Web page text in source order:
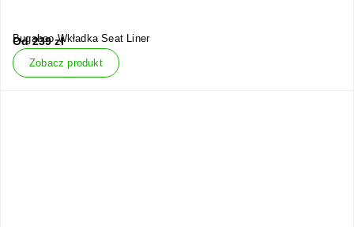
Bugaboo Wkładka Seat Liner
Od239zł
Zobacz produkt